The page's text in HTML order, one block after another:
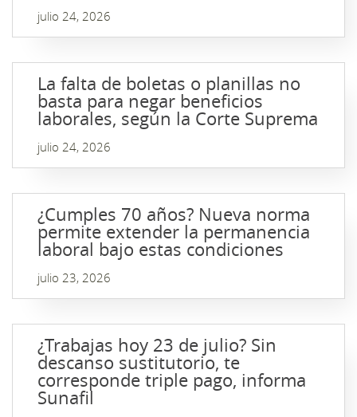
julio 24, 2026
La falta de boletas o planillas no
basta para negar beneficios
laborales, según la Corte Suprema
julio 24, 2026
¿Cumples 70 años? Nueva norma
permite extender la permanencia
laboral bajo estas condiciones
julio 23, 2026
¿Trabajas hoy 23 de julio? Sin
descanso sustitutorio, te
corresponde triple pago, informa
Sunafil